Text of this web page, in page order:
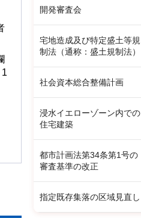
1
開発審査会
宅地造成及び特定盛土等規
制法（通称：盛土規制法）
社会資本総合整備計画
浸水イエローゾーン内での
住宅建築
都市計画法第34条第1号の
審査基準の改正
指定既存集落の区域見直し